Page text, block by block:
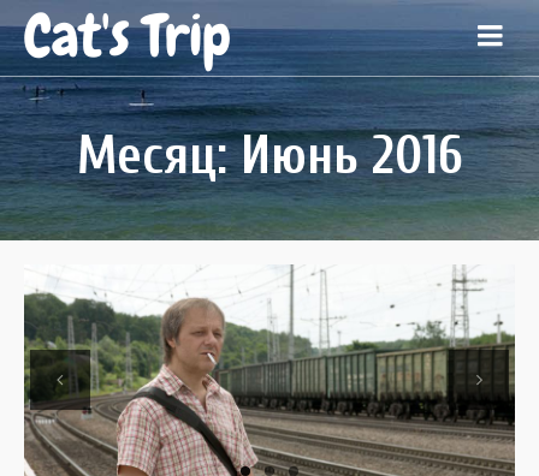
Cat's Trip
Месяц: Июнь 2016
Previous Next